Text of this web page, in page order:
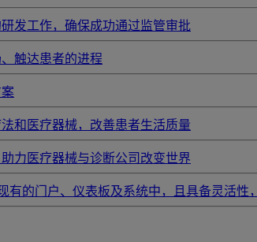
发工作，确保成功通过监管审批
触达患者的进程
和医疗器械，改善患者生活质量
力医疗器械与诊断公司改变世界
有的门户、仪表板及系统中，且具备灵活性